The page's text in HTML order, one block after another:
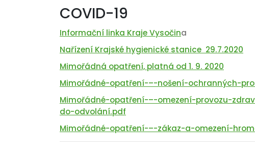
COVID-19
Informační linka Kraje Vysočina
Nařízení Krajské hygienické stanice 29.7.2020
Mimořádná opatření, platná od 1. 9. 2020
Mimořádné-opatření-–-nošení-ochranných-
Mimořádné-opatření-–-omezení-provozu-
do-odvolání.pdf
Mimořádné-opatření-–-zákaz-a-omezení-